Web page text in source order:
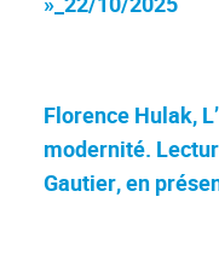
Florence Hulak,
modernité.
Gautier, en